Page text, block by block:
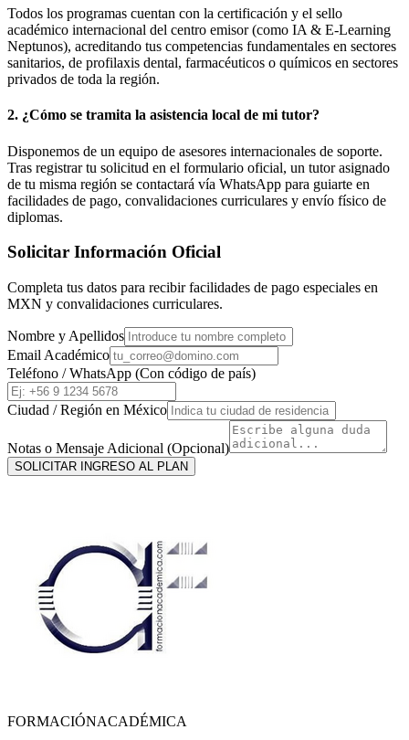
Todos los programas cuentan con la certificación y el sello
académico internacional del centro emisor (como IA & E-Learning
Neptunos), acreditando tus competencias fundamentales en sectores
sanitarios, de profilaxis dental, farmacéuticos o químicos en sectores
privados de toda la región.
2. ¿Cómo se tramita la asistencia local de mi tutor?
Disponemos de un equipo de asesores internacionales de soporte.
Tras registrar tu solicitud en el formulario oficial, un tutor asignado
de tu misma región se contactará vía WhatsApp para guiarte en
facilidades de pago, convalidaciones curriculares y envío físico de
diplomas.
Solicitar Información Oficial
Completa tus datos para recibir facilidades de pago especiales en
MXN y convalidaciones curriculares.
Nombre y Apellidos
Email Académico
Teléfono / WhatsApp (Con código de país)
Ciudad / Región en México
Notas o Mensaje Adicional (Opcional)
SOLICITAR INGRESO AL PLAN
FORMACIÓNACADÉMICA